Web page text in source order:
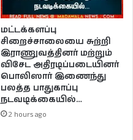
மட்டக்களப்பு
சிறைச்சாலையை சுற்றி
இராணுவத்தினர் மற்றும்
விசேட அதிரடிப்படையினர்
பொலிஸார் இணைந்து
பலத்த பாதுகாப்பு
நடவடிக்கையில்…
2 hours ago